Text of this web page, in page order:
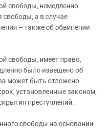
свободы, немедленно
свободы, а в случае
– также об обвинении
свободы, имеет право,
было извещено об
может быть отложено
установленные законом,
преступлений.
свободы на основании